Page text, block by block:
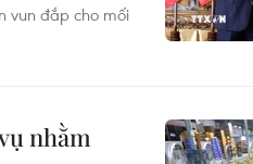
vun đắp cho mối
nhằm